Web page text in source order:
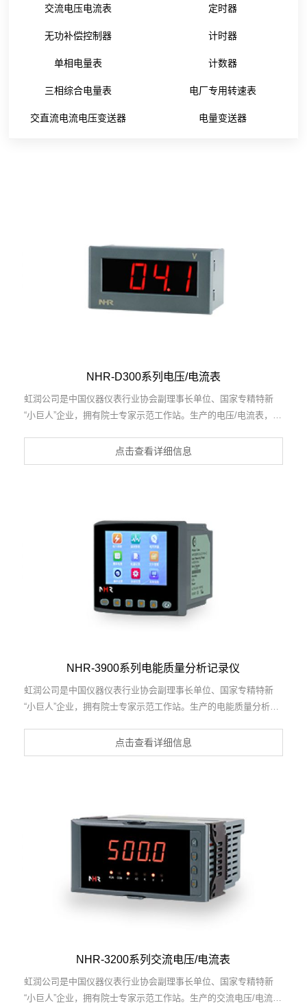
交流电压电流表 定时器
无功补偿控制器 计时器
单相电量表 计数器
三相综合电量表 电厂专用转速表
交直流电流电压变送器 电量变送器
NHR-D300系列电压/电流表
虹润公司是中国仪器仪表行业协会副理事长单位、国家专精特新
“小巨人”企业，拥有院士专家示范工作站。生产的电压/电流表，具
高等特点。产品获得一种交流信号变送器、交直流信号转换电路、
基于DCS技术的盘装式三相电量表等3项国家发明专利，主持起草
军用标准，参与国际5G标准制定。产品广泛应用于电力系统、工
业制造、自动化设备、计量检测等各种工业领域。
点击查看详细信息
NHR-3900系列电能质量分析记录仪
虹润公司是中国仪器仪表行业协会副理事长单位、国家专精特新
“小巨人”企业，拥有院士专家示范工作站。生产的电能质量分析记
量分析， RS485/以太网通讯等特点。产品获得基于DCS技术的盘
装式三相电量表、一种交流信号变送器、交直流信号转换电路等3
国际5G标准制定，取得电能质量分析记录仪等3项相关软件著作
权。产品广泛应用于电力、冶金、化工、水泥、造纸、新能源、基
础设施等用电密集行业。
点击查看详细信息
NHR-3200系列交流电压/电流表
虹润公司是中国仪器仪表行业协会副理事长单位、国家专精特新
“小巨人”企业，拥有院士专家示范工作站。生产的交流电压/电流